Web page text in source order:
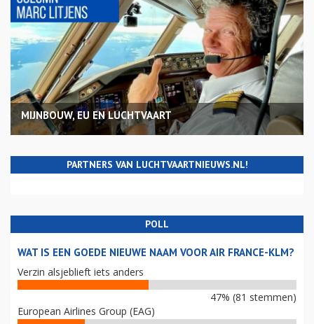
MIJNBOUW, EU EN LUCHTVAART
PARTNERS VAN LUCHTVAARTNIEUWS.NL!
POLL
WAT IS EEN GOEDE NIEUWE NAAM VOOR AIR FRANCE-KLM?
Verzin alsjeblieft iets anders
47% (81 stemmen)
European Airlines Group (EAG)